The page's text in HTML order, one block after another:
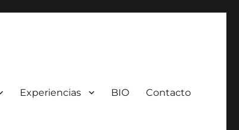
Experiencias BIO Contacto